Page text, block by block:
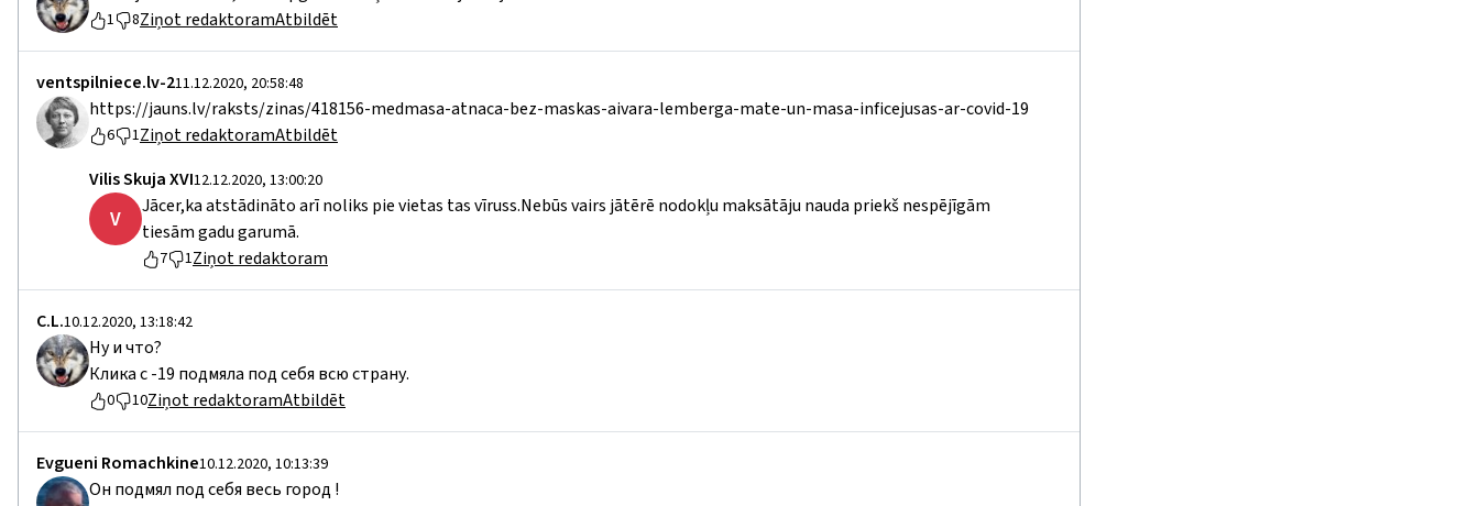
1 8Ziņot redaktoramAtbildēt
ventspilniece.lv-211.12.2020, 20:58:48
https://jauns.lv/raksts/zinas/418156-medmasa-atnaca-bez-maskas-aivara-lemberga-mate-un-masa-inficejusas-ar-covid-19
6 1Ziņot redaktoramAtbildēt
Vilis Skuja XVI12.12.2020, 13:00:20
V
Jācer,ka atstādināto arī noliks pie vietas tas vīruss.Nebūs vairs jātērē nodokļu maksātāju nauda priekš nespējīgām
tiesām gadu garumā.
7 1Ziņot redaktoram
C.L.10.12.2020, 13:18:42
Ну и что?
Клика с -19 подмяла под себя всю страну.
0 10Ziņot redaktoramAtbildēt
Evgueni Romachkine10.12.2020, 10:13:39
Он подмял под себя весь город !